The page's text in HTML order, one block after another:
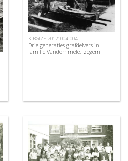
KIBGIZE_20121004_004
Drie generaties grafdelvers in
familie Vandommele, Izegem